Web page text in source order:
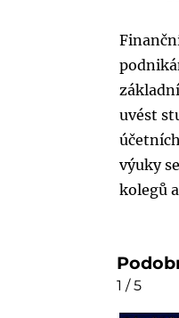
uvést
výuky
kolegů
1 / 5